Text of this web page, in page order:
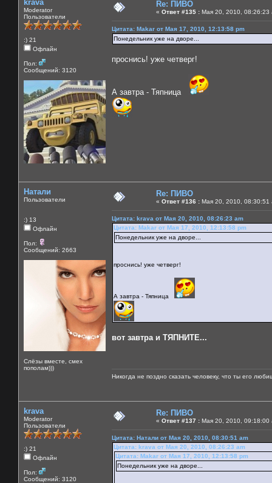
krava
Moderator
Пользователи
:) 21
Офлайн
Пол:
Сообщений: 3120
Re: ПИВО
« Ответ #135 : Мая 20, 2010, 08:26:23
Цитата: Makar от Мая 17, 2010, 12:13:58 pm
Понедельник уже на дворе...
проснись! уже четверг!
А завтра - Тяпница
Натали
Пользователи
:) 13
Офлайн
Пол:
Сообщений: 2663
Слёзы вместе, смех
пополам)))
Re: ПИВО
« Ответ #136 : Мая 20, 2010, 08:30:51
Цитата: krava от Мая 20, 2010, 08:26:23 am
Цитата: Makar от Мая 17, 2010, 12:13:58 pm
Понедельник уже на дворе...
проснись! уже четверг!
А завтра - Тяпница
вот завтра и ТЯПНИТЕ...
Никогда не поздно сказать человеку, что ты его
krava
Moderator
Пользователи
:) 21
Офлайн
Пол:
Сообщений: 3120
Re: ПИВО
« Ответ #137 : Мая 20, 2010, 09:18:00
Цитата: Натали от Мая 20, 2010, 08:30:51 am
Цитата: krava от Мая 20, 2010, 08:26:23 am
Цитата: Makar от Мая 17, 2010, 12:13:58 pm
Понедельник уже на дворе...